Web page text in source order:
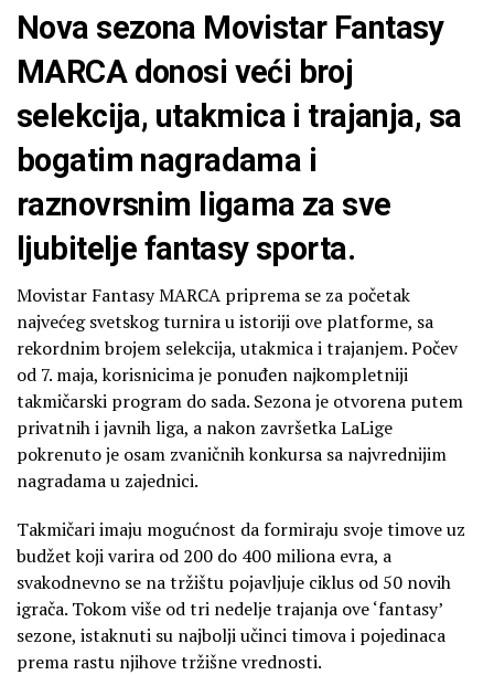
Nova sezona Movistar Fantasy
MARCA donosi veći broj
selekcija, utakmica i trajanja, sa
bogatim nagradama i
raznovrsnim ligama za sve
ljubitelje fantasy sporta.
Movistar Fantasy MARCA priprema se za početak
najvećeg svetskog turnira u istoriji ove platforme, sa
rekordnim brojem selekcija, utakmica i trajanjem. Počev
od 7. maja, korisnicima je ponuđen najkompletniji
takmičarski program do sada. Sezona je otvorena putem
privatnih i javnih liga, a nakon završetka LaLige
pokrenuto je osam zvaničnih konkursa sa najvrednijim
nagradama u zajednici.
Takmičari imaju mogućnost da formiraju svoje timove uz
budžet koji varira od 200 do 400 miliona evra, a
svakodnevno se na tržištu pojavljuje ciklus od 50 novih
igrača. Tokom više od tri nedelje trajanja ove ‘fantasy’
sezone, istaknuti su najbolji učinci timova i pojedinaca
prema rastu njihove tržišne vrednosti.